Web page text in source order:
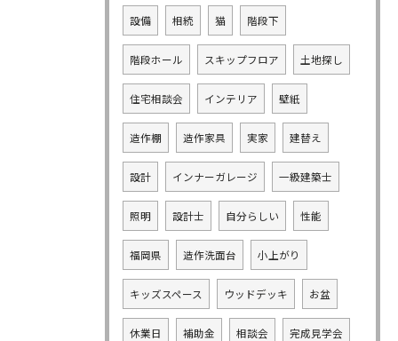
設備 相続 猫 階段下
階段ホール スキップフロア 土地探し
住宅相談会 インテリア 壁紙
造作棚 造作家具 実家 建替え
設計 インナーガレージ 一級建築士
照明 設計士 自分らしい 性能
福岡県 造作洗面台 小上がり
キッズスペース ウッドデッキ お盆
休業日 補助金 相談会 完成見学会